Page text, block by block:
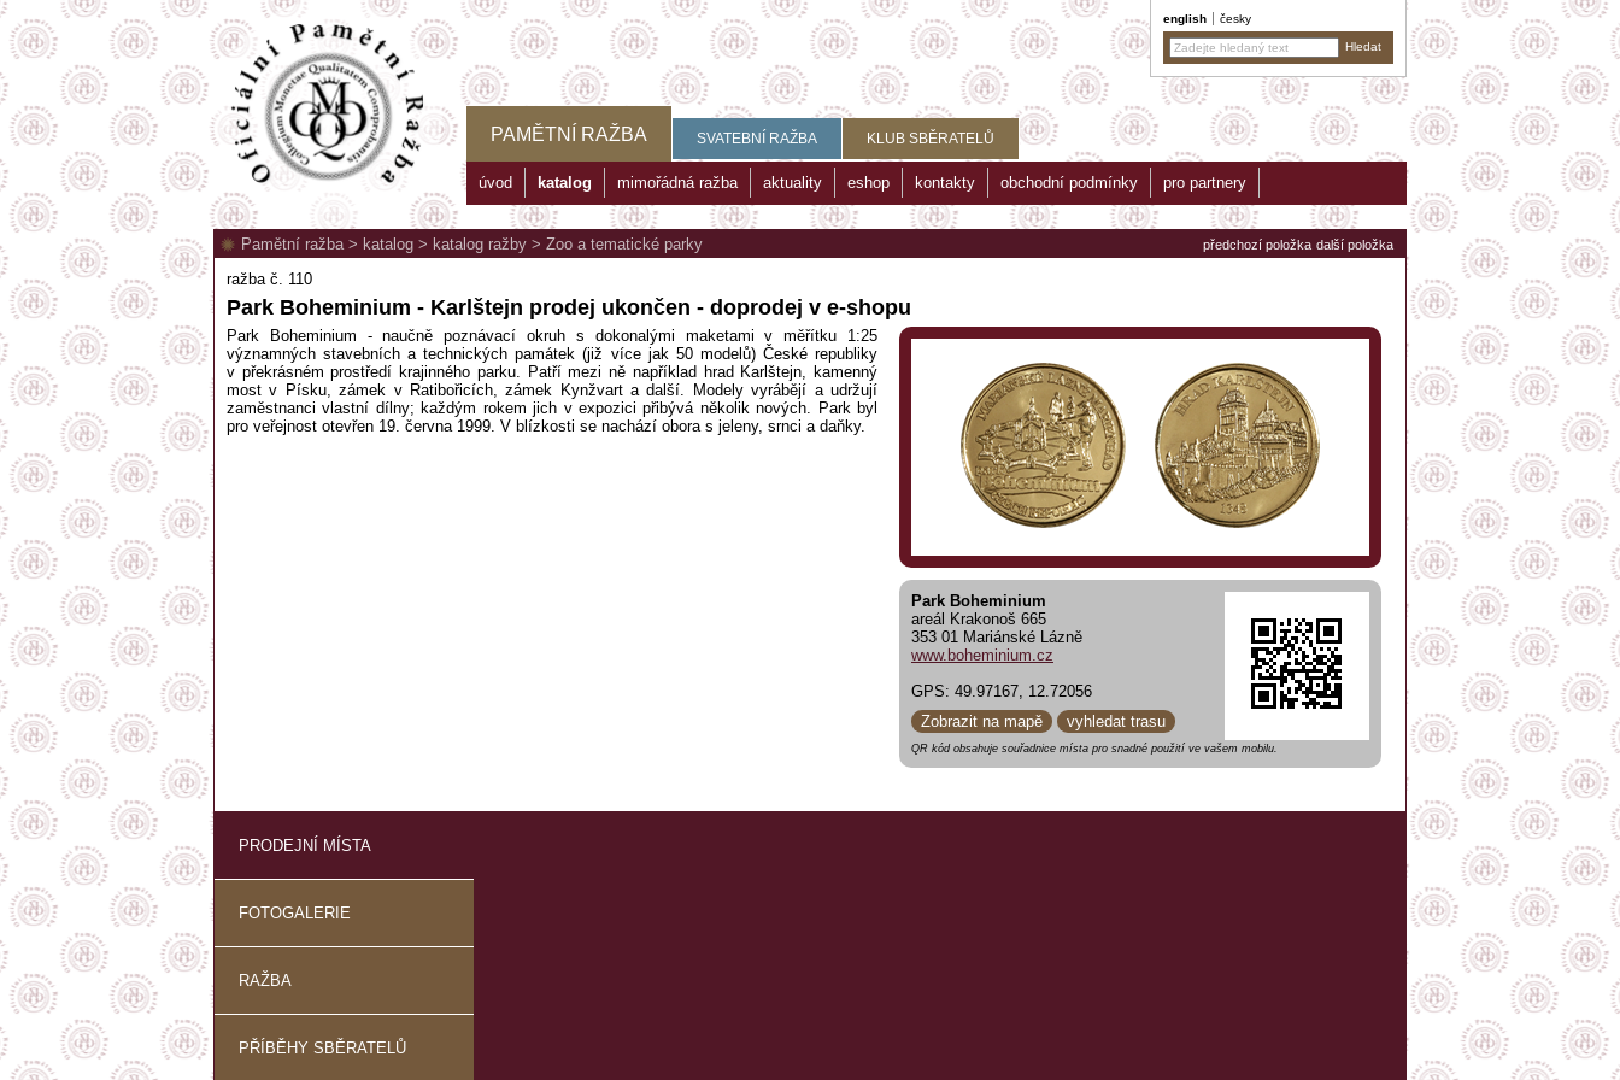
english česky
PAMĚTNÍ RAŽBA SVATEBNÍ RAŽBA KLUB SBĚRATELŮ
úvod katalog mimořádná ražba aktuality eshop kontakty obchodní podmínky pro partnery
předchozí položka další položka
Pamětní ražba> katalog > katalog ražby > Zoo a tematické parky
ražba č. 110
Park Boheminium - Karlštejn prodej ukončen - doprodej v e-shopu
Park Boheminium
areál Krakonoš 665
353 01 Mariánské Lázně
www.boheminium.cz
GPS: 49.97167, 12.72056
Zobrazit na mapě
vyhledat trasu
QR kód obsahuje souřadnice místa pro snadné použití ve vašem mobilu.
Park Boheminium - naučně poznávací okruh s dokonalými maketami v měřítku 1:25
významných stavebních a technických památek (již více jak 50 modelů) České republiky
v překrásném prostředí krajinného parku. Patří mezi ně například hrad Karlštejn, kamenný
most v Písku, zámek v Ratibořicích, zámek Kynžvart a další. Modely vyrábějí a udržují
zaměstnanci vlastní dílny; každým rokem jich v expozici přibývá několik nových. Park byl
pro veřejnost otevřen 19. června 1999. V blízkosti se nachází obora s jeleny, srnci a daňky.
PRODEJNÍ MÍSTA
FOTOGALERIE
RAŽBA
PŘÍBĚHY SBĚRATELŮ